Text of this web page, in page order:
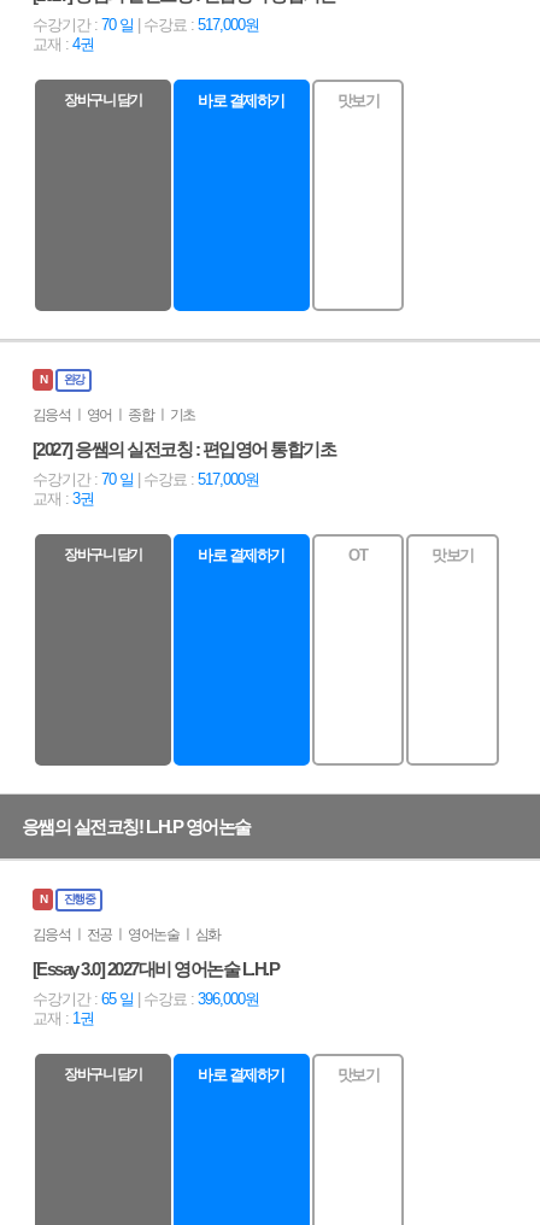
수강기간 : 70 일 | 수강료 : 517,000원
교재 : 4권
장바구니 담기 바로 결제하기 맛보기
N 완강
김응석 ㅣ 영어 ㅣ 종합 ㅣ 기초
[2027] 응쌤의 실전코칭 : 편입영어 통합기초
수강기간 : 70 일 | 수강료 : 517,000원
교재 : 3권
장바구니 담기 바로 결제하기 OT 맛보기
응쌤의 실전코칭! L.H.P 영어논술
N 진행중
김응석 ㅣ 전공 ㅣ 영어논술 ㅣ 심화
[Essay 3.0] 2027대비 영어논술 L.H.P
수강기간 : 65 일 | 수강료 : 396,000원
교재 : 1권
장바구니 담기 바로 결제하기 맛보기